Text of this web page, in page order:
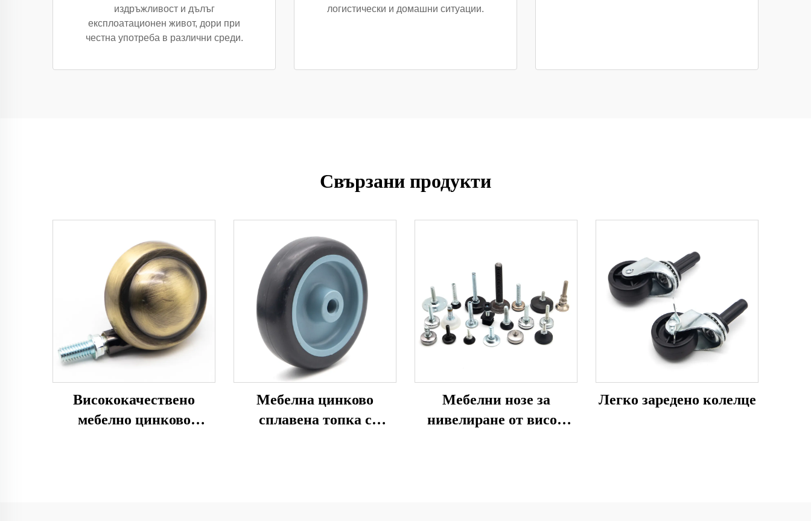
издръжливост и дълъг
експлоатационен живот, дори при
честна употреба в различни среди.
логистически и домашни ситуации.
Свързани продукти
Висококачествено
мебелно цинково
Мебелна цинково
сплавена топка с
Мебелни нозе за
нивелиране от висок
Легко заредено колелце